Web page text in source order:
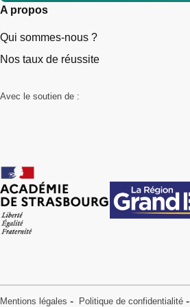
A propos
Qui sommes-nous ?
Nos taux de réussite
Avec le soutien de :
Mentions légales Politique de confidentialité